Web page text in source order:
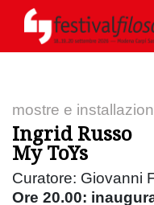
mostre e
Ingrid Russo
My ToYs
Curatore: Giovanni
Ore 20.00: